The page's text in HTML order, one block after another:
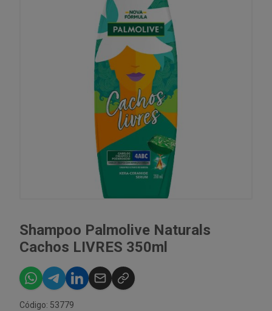
Shampoo Palmolive Naturals
Cachos LIVRES 350ml
Código: 53779